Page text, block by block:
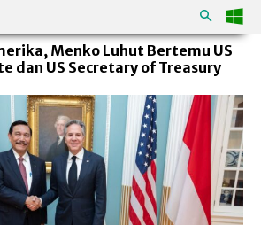
Menko Luhut Bertemu US
dan US Secretary of Treasury